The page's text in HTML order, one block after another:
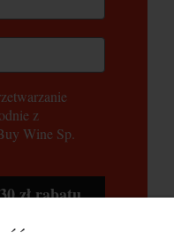
z
Wine Sp.
zł rabatu